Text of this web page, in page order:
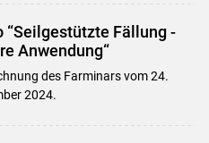
“Seilgestützte Fällung -
Anwendung“
des Farminars vom 24.
2024.